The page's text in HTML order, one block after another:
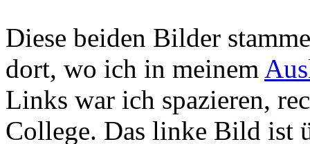
Diese beiden Bilder
dort, wo ich in meinem
Links war ich spazieren,
College. Das linke Bild ist